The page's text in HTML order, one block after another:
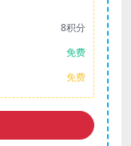
8积分
免费
免费